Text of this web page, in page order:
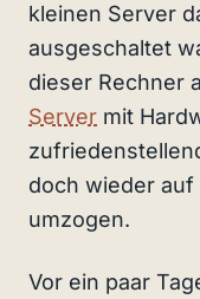
kleinen Server
ausgeschaltet
dieser Rechner
Server mit
doch wieder
umzogen.
Vor ein paar